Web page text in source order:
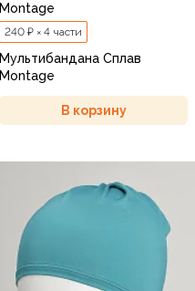
Montage
240 ₽ × 4 части
Мультибандана Сплав
Montage
В корзину